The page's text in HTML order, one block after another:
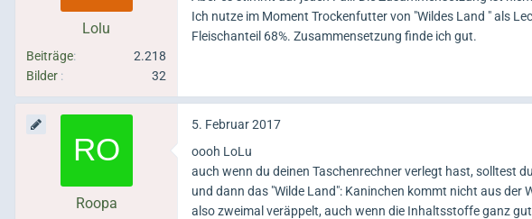
Lolu
Beiträge
2.218
Bilder
32
Ich nutze im Moment Trockenfutter von "Wildes Land " als
Fleischanteil 68%. Zusammensetzung finde ich gut.
Roopa
5. Februar 2017
oooh LoLu
auch wenn du deinen Taschenrechner verlegt hast, solltest
und dann das "Wilde Land": Kaninchen kommt nicht aus der
also zweimal veräppelt, auch wenn die Inhaltsstoffe ganz